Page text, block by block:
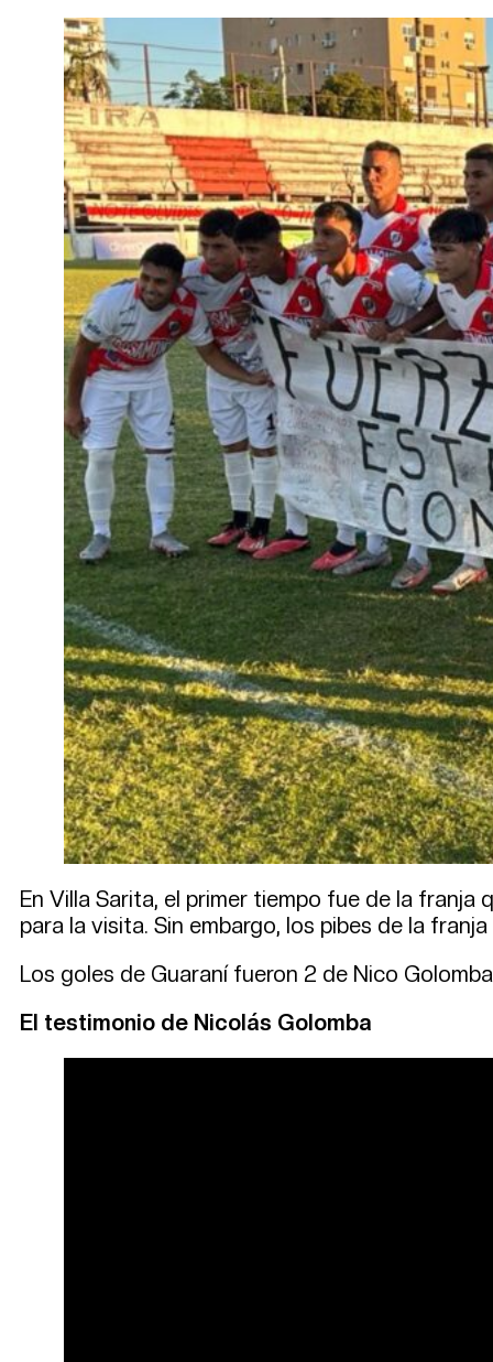
En Villa Sarita, el primer tiempo fue de la
para la visita. Sin embargo, los pibes de la
Los goles de Guaraní fueron 2 de Nico
El testimonio de Nicolás Golomba